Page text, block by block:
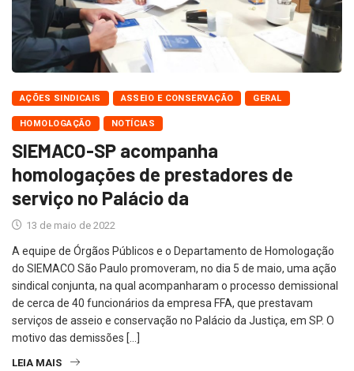
AÇÕES SINDICAIS ASSEIO E CONSERVAÇÃO GERAL
HOMOLOGAÇÃO NOTÍCIAS
SIEMACO-SP acompanha
homologações de prestadores de
serviço no Palácio da
13 de maio de 2022
A equipe de Órgãos Públicos e o Departamento de Homologação
do SIEMACO São Paulo promoveram, no dia 5 de maio, uma ação
sindical conjunta, na qual acompanharam o processo demissional
de cerca de 40 funcionários da empresa FFA, que prestavam
serviços de asseio e conservação no Palácio da Justiça, em SP. O
motivo das demissões […]
LEIA MAIS